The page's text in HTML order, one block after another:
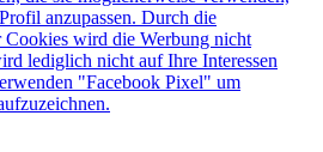
anzupassen. Durch die
Cookies wird die Werbung nicht
lediglich nicht auf Ihre Interessen
"Facebook Pixel" um